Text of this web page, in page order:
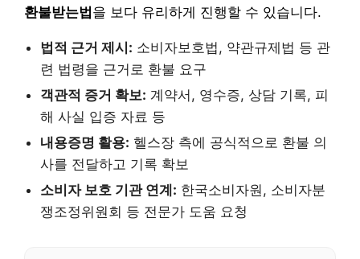
환불받는법 을 보다 유리하게 진행할 수 있습니다.
법적 근거 제시: 소비자보호법, 약관규제법 등 관
련 법령을 근거로 환불 요구
객관적 증거 확보: 계약서, 영수증, 상담 기록, 피
해 사실 입증 자료 등
내용증명 활용: 헬스장 측에 공식적으로 환불 의
사를 전달하고 기록 확보
소비자 보호 기관 연계: 한국소비자원, 소비자분
쟁조정위원회 등 전문가 도움 요청